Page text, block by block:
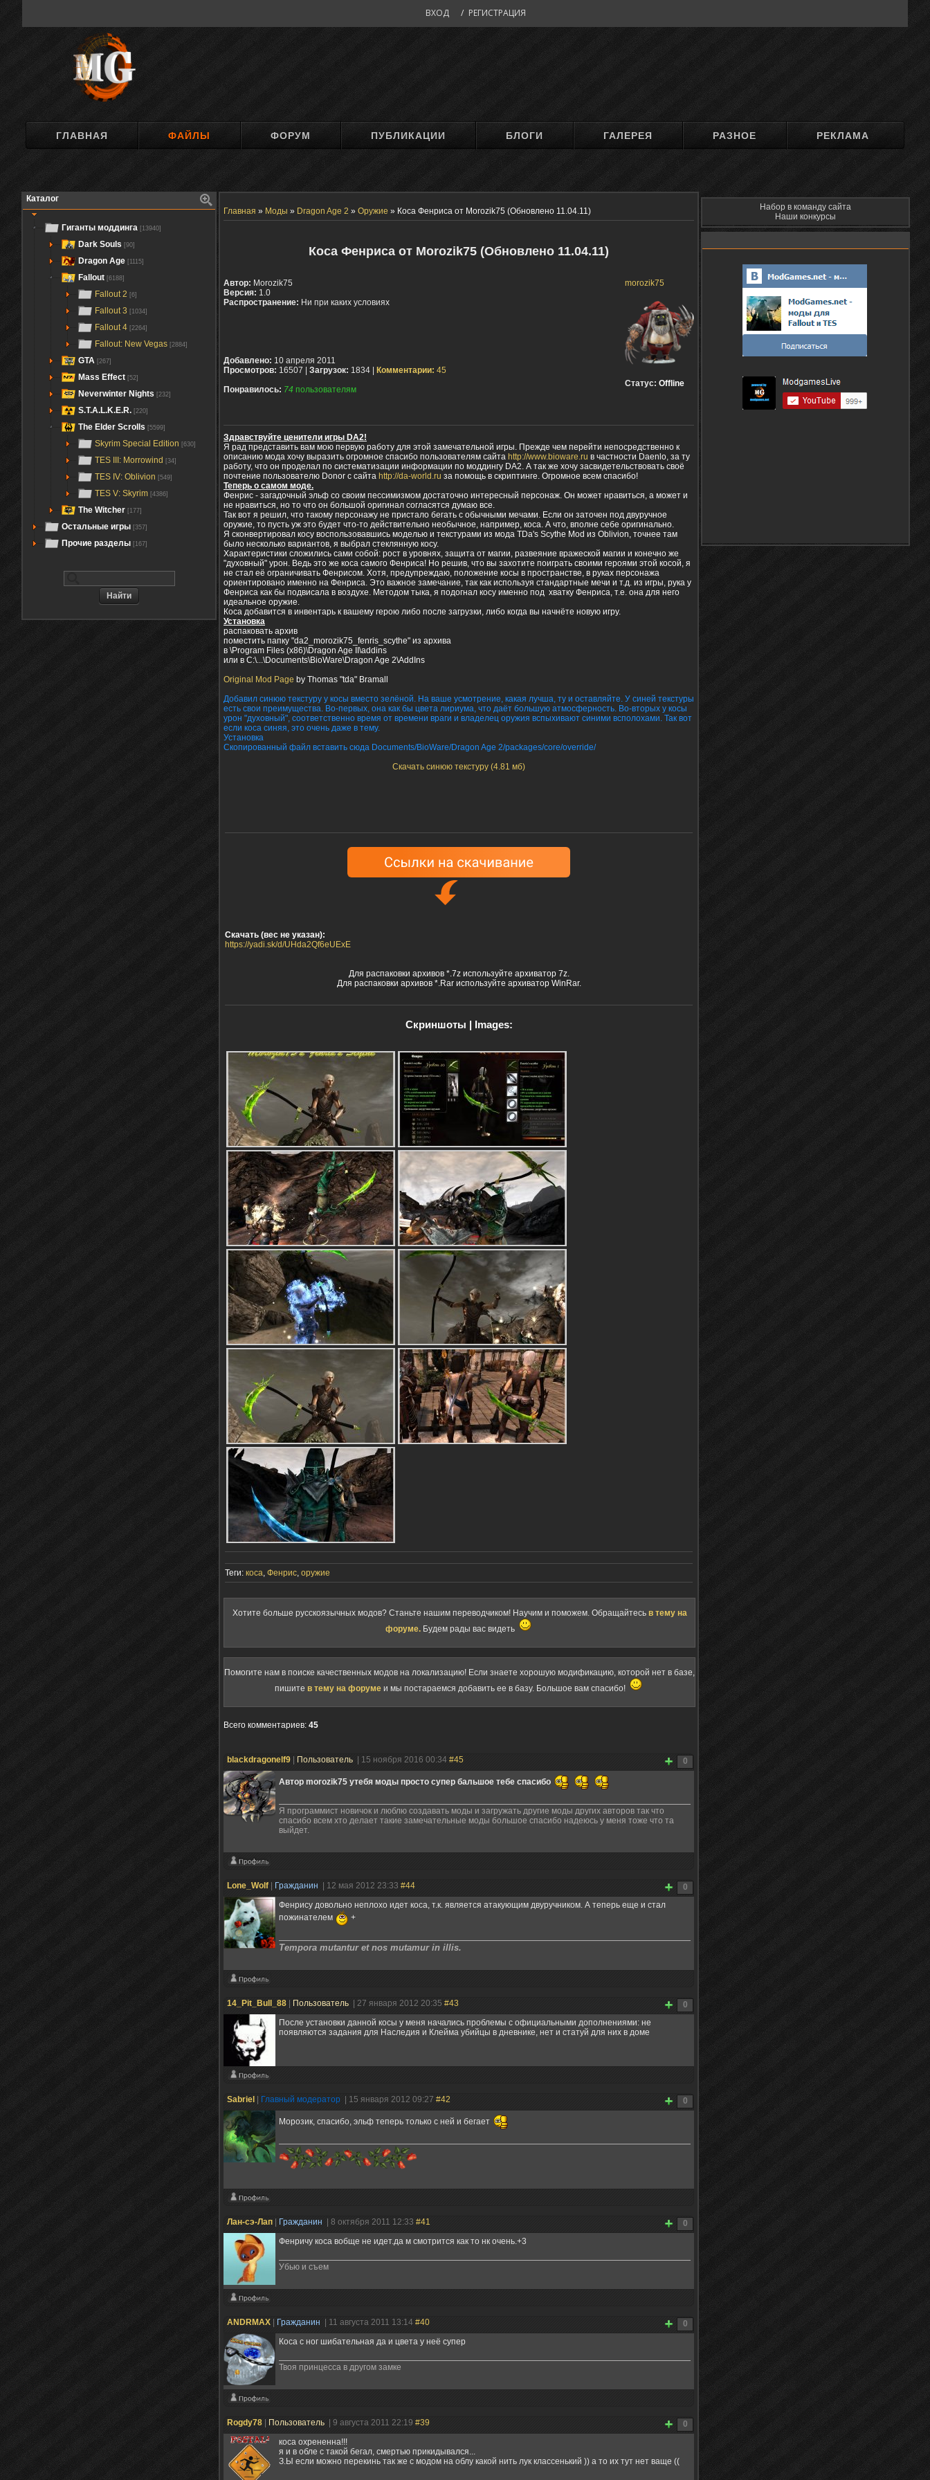
ВХОД / РЕГИСТРАЦИЯ
ГЛАВНАЯ ФАЙЛЫ ФОРУМ ПУБЛИКАЦИИ БЛОГИ ГАЛЕРЕЯ РАЗНОЕ РЕКЛАМА
Каталог
Гиганты моддинга [13940]
Dark Souls [90]
Dragon Age [1115]
Fallout [6188]
Fallout 2 [6]
Fallout 3 [1034]
Fallout 4 [2264]
Fallout: New Vegas [2884]
GTA [267]
Mass Effect [52]
Neverwinter Nights [232]
S.T.A.L.K.E.R. [220]
The Elder Scrolls [5599]
Skyrim Special Edition [630]
TES III: Morrowind [34]
TES IV: Oblivion [549]
TES V: Skyrim [4386]
The Witcher [177]
Остальные игры [357]
Прочие разделы [167]
Главная » Моды » Dragon Age 2 » Оружие » Коса Фенриса от Morozik75 (Обновлено 11.04.11)
Коса Фенриса от Morozik75 (Обновлено 11.04.11)
morozik75
Статус: Offline
Автор: Morozik75
Версия: 1.0
Распространение: Ни при каких условиях
Добавлено: 10 апреля 2011
Просмотров: 16507 | Загрузок: 1834 | Комментарии: 45
Понравилось: 74 пользователям
Здравствуйте ценители игры DA2!
Я рад представить вам мою первую работу для этой замечательной игры. Прежде чем перейти непосредственно к
описанию мода хочу выразить огромное спасибо пользователям сайта http://www.bioware.ru в частности Daenlo, за ту
работу, что он проделал по систематизации информации по моддингу DA2. А так же хочу засвидетельствовать своё
почтение пользователю Donor с сайта http://da-world.ru за помощь в скриптинге. Огромное всем спасибо!
Теперь о самом моде.
Фенрис - загадочный эльф со своим пессимизмом достаточно интересный персонаж. Он может нравиться, а может и
не нравиться, но то что он большой оригинал согласятся думаю все.
Так вот я решил, что такому персонажу не пристало бегать с обычными мечами. Если он заточен под двуручное
оружие, то пусть уж это будет что-то действительно необычное, например, коса. А что, вполне себе оригинально.
Я сконвертировал косу воспользовавшись моделью и текстурами из мода TDa's Scythe Mod из Oblivion, точнее там
было несколько вариантов, я выбрал стеклянную косу.
Характеристики сложились сами собой: рост в уровнях, защита от магии, развеяние вражеской магии и конечно же
"духовный" урон. Ведь это же коса самого Фенриса! Но решив, что вы захотите поиграть своими героями этой косой, я
не стал её ограничивать Фенрисом. Хотя, предупреждаю, положение косы в пространстве, в руках персонажа
ориентировано именно на Фенриса. Это важное замечание, так как используя стандартные мечи и т.д. из игры, рука у
Фенриса как бы подвисала в воздухе. Методом тыка, я подогнал косу именно под хватку Фенриса, т.е. она для него
идеальное оружие.
Коса добавится в инвентарь к вашему герою либо после загрузки, либо когда вы начнёте новую игру.
Установка
распаковать архив
поместить папку "da2_morozik75_fenris_scythe" из архива
в \Program Files (x86)\Dragon Age II\addins
или в C:\...\Documents\BioWare\Dragon Age 2\AddIns
Original Mod Page by Thomas "tda" Bramall
Добавил синюю текстуру у косы вместо зелёной. На ваше усмотрение, какая лучша, ту и оставляйте. У синей текстуры
есть свои преимущества. Во-первых, она как бы цвета лириума, что даёт большую атмосферность. Во-вторых у косы
урон "духовный", соответственно время от времени враги и владелец оружия вспыхивают синими всполохами. Так вот
если коса синяя, это очень даже в тему.
Установка
Скопированный файл вставить сюда Documents/BioWare/Dragon Age 2/packages/core/override/
Скачать синюю текстуру (4.81 мб)
Скачать (вес не указан):
https://yadi.sk/d/UHda2Qf6eUExE
Для распаковки архивов *.7z используйте архиватор 7z.
Для распаковки архивов *.Rar используйте архиватор WinRar.
Скриншоты | Images:
Теги: коса, Фенрис, оружие
Хотите больше русскоязычных модов? Станьте нашим переводчиком! Научим и поможем. Обращайтесь в тему на
форуме. Будем рады вас видеть
Помогите нам в поиске качественных модов на локализацию! Если знаете хорошую модификацию, которой нет в базе,
пишите в тему на форуме и мы постараемся добавить ее в базу. Большое вам спасибо!
Всего комментариев: 45
0
blackdragonelf9 Пользователь | 15 ноября 2016 00:34 #45
Автор morozik75 утебя моды просто супер бальшое тебе спасибо
Я программист новичок и люблю создавать моды и загружать другие моды других авторов так что
спасибо всем хто делает такие замечательные моды большое спасибо надеюсь у меня тоже что та
выйдет.
0
Lone_Wolf Гражданин | 12 мая 2012 23:33 #44
Фенрису довольно неплохо идет коса, т.к. является атакующим двуручником. А теперь еще и стал
пожинателем
+
Tempora mutantur et nos mutamur in illis.
0
14_Pit_Bull_88 Пользователь | 27 января 2012 20:35 #43
После установки данной косы у меня начались проблемы с официальными дополнениями: не
появляются задания для Наследия и Клейма убийцы в дневнике, нет и статуй для них в доме
0
Sabriel Главный модератор | 15 января 2012 09:27 #42
Морозик, спасибо, эльф теперь только с ней и бегает
0
Лан-сэ-Лап Гражданин | 8 октября 2011 12:33 #41
Фенричу коса вобще не идет.да м смотрится как то нк очень.+3
Убью и съем
0
ANDRMAX Гражданин | 11 августа 2011 13:14 #40
Коса с ног шибательная да и цвета у неё супер
Твоя принцесса в другом замке
0
Rogdy78 Пользователь | 9 августа 2011 22:19 #39
коса охрененна!!!
я и в обле с такой бегал, смертью прикидывался...
З.Ы если можно перекинь так же с модом на облу какой нить лук классенький )) а то их тут нет ваще ((
Набор в команду сайта
Наши конкурсы